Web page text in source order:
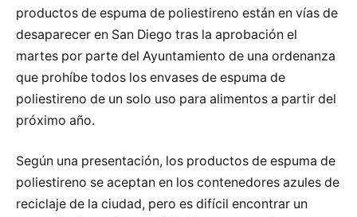
productos de espuma de poliestireno están en vías de
desaparecer en San Diego tras la aprobación el
martes por parte del Ayuntamiento de una ordenanza
que prohíbe todos los envases de espuma de
poliestireno de un solo uso para alimentos a partir del
próximo año.
Según una presentación, los productos de espuma de
poliestireno se aceptan en los contenedores azules de
reciclaje de la ciudad, pero es difícil encontrar un